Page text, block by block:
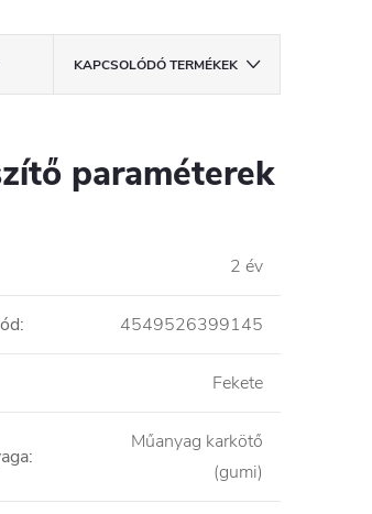
KAPCSOLÓDÓ TERMÉKEK
paraméterek
2 év
: 4549526399145
Fekete
:
Műanyag karkötő
(gumi)